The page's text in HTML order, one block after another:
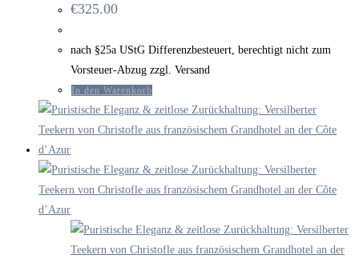
€325.00
nach §25a UStG Differenzbesteuert, berechtigt nicht zum
Vorsteuer-Abzug zzgl. Versand
In den Warenkorb